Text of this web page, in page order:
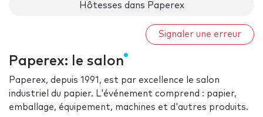
Hôtesses dans Paperex
Signaler une erreur
Paperex: le salon
Paperex, depuis 1991, est par excellence le salon
industriel du papier. L'événement comprend : papier,
emballage, équipement, machines et d'autres produits.